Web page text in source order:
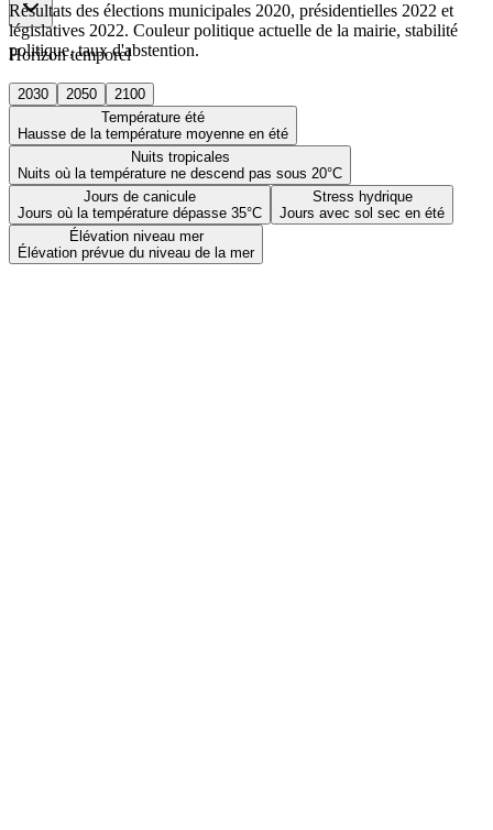
Horizon temporel
2030 2050
2100
Température été
Hausse de la température moyenne en été
Nuits tropicales
Nuits où la température ne descend pas sous 20°C
Jours de canicule
Jours où la température dépasse 35°C
Stress hydrique
Jours avec sol sec en été
Élévation niveau mer
Élévation prévue du niveau de la mer
Résultats des élections municipales 2020, présidentielles 2022 et
législatives 2022. Couleur politique actuelle de la mairie, stabilité
politique, taux d'abstention.